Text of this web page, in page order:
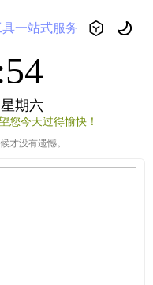
星期六
您今天过得愉快！
才没有遗憾。